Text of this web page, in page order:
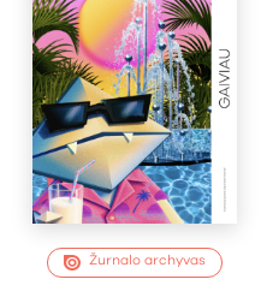
Žurnalo archyvas